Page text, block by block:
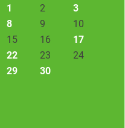
1
2
3
8 9
10
15 16
17
22 23
24
29 30